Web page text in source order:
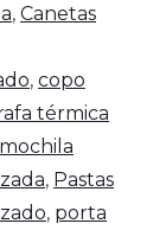
, Canetas
, copo
térmica
mochila
, Pastas
, porta